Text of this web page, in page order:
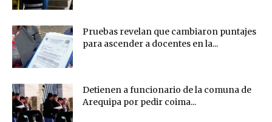
Pruebas revelan que cambiaron puntajes
para ascender a docentes en la...
Detienen a funcionario de la comuna de
Arequipa por pedir coima...